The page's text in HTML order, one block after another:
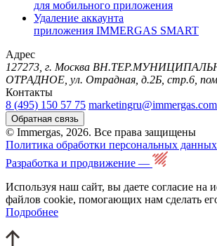
для мобильного приложения
Удаление аккаунта
приложения IMMERGAS SMART
Адрес
127273, г. Москва
ОТРАДНОЕ, ул. Отрадная, д.2Б, стр.6,
Контакты
8 (495) 150 57 75
Обратная связь
© Immergas, 2026. Все права защищены
Политика обработки персональных данных
Разработка и продвижение —
Используя наш сайт, вы даете согласие на
файлов cookie, помогающих нам сделать
Подробнее